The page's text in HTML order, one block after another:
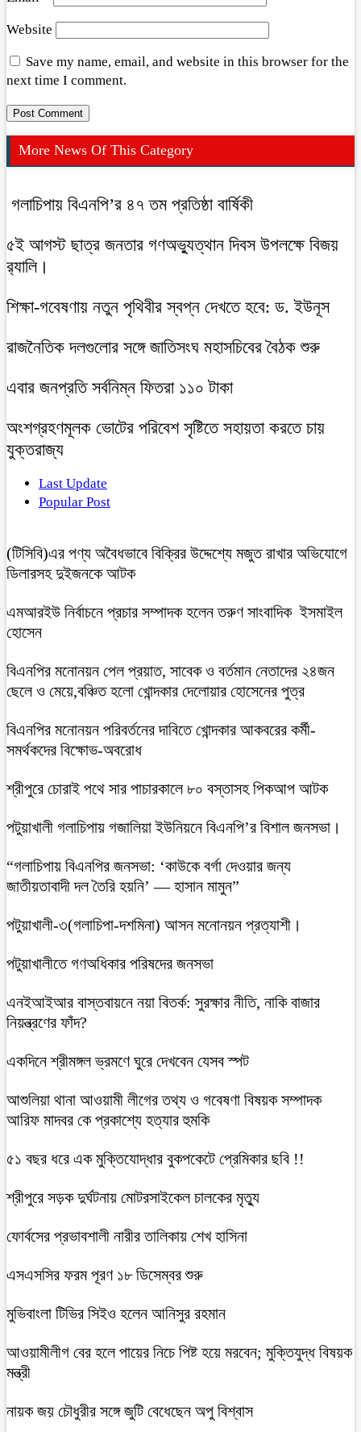
Website
Save my name, email, and website in this browser for the
next time I comment.
More News Of This Category
গলাচিপায় বিএনপি’র ৪৭ তম প্রতিষ্ঠা বার্ষিকী
৫ই আগস্ট ছাত্র জনতার গণঅভ্যুত্থান দিবস উপলক্ষে বিজয়
র‍্যালি।
শিক্ষা-গবেষণায় নতুন পৃথিবীর স্বপ্ন দেখতে হবে: ড. ইউনূস
রাজনৈতিক দলগুলোর সঙ্গে জাতিসংঘ মহাসচিবের বৈঠক শুরু
এবার জনপ্রতি সর্বনিম্ন ফিতরা ১১০ টাকা
অংশগ্রহণমূলক ভোটের পরিবেশ সৃষ্টিতে সহায়তা করতে চায়
যুক্তরাজ্য
Last Update
Popular Post
(টিসিবি)এর পণ্য অবৈধভাবে বিক্রির উদ্দেশ্যে মজুত রাখার অভিযোগে
ডিলারসহ দুইজনকে আটক
এমআরইউ নির্বাচনে প্রচার সম্পাদক হলেন তরুণ সাংবাদিক ইসমাইল
হোসেন
বিএনপির মনোনয়ন পেল প্রয়াত, সাবেক ও বর্তমান নেতাদের ২৪জন
ছেলে ও মেয়ে,বঞ্চিত হলো খোন্দকার দেলোয়ার হোসেনের পুত্র
বিএনপির মনোনয়ন পরিবর্তনের দাবিতে খোন্দকার আকবরের কর্মী-
সমর্থকদের বিক্ষোভ-অবরোধ
শ্রীপুরে চোরাই পথে সার পাচারকালে ৮০ বস্তাসহ পিকআপ আটক
‎পটুয়াখালী গলাচিপায় গজালিয়া ইউনিয়নে বিএনপি’র বিশাল জনসভা।
“গলাচিপায় বিএনপির জনসভা: ‘কাউকে বর্গা দেওয়ার জন্য
জাতীয়তাবাদী দল তৈরি হয়নি’ — হাসান মামুন”
পটুয়াখালী-৩(গলাচিপা-দশমিনা) আসন মনোনয়ন প্রত্যাশী।
পটুয়াখালীতে গণঅধিকার পরিষদের জনসভা
এনইআইআর বাস্তবায়নে নয়া বিতর্ক: সুরক্ষার নীতি, নাকি বাজার
নিয়ন্ত্রণের ফাঁদ?
একদিনে শ্রীমঙ্গল ভ্রমণে ঘুরে দেখবেন যেসব স্পট
আশুলিয়া থানা আওয়ামী লীগের তথ্য ও গবেষণা বিষয়ক সম্পাদক
আরিফ মাদবর কে প্রকাশ্যে হত্যার হুমকি
৫১ বছর ধরে এক মুক্তিযোদ্ধার বুকপকেটে প্রেমিকার ছবি !!
শ্রীপুরে সড়ক দুর্ঘটনায় মোটরসাইকেল চালকের মৃত্যু
ফোর্বসের প্রভাবশালী নারীর তালিকায় শেখ হাসিনা
এসএসসির ফরম পূরণ ১৮ ডিসেম্বর শুরু
মুভিবাংলা টিভির সিইও হলেন আনিসুর রহমান
আওয়ামীলীগ বের হলে পায়ের নিচে পিষ্ট হয়ে মরবেন; মুক্তিযুদ্ধ বিষয়ক
মন্ত্রী
নায়ক জয় চৌধুরীর সঙ্গে জুটি বেধেছেন অপু বিশ্বাস